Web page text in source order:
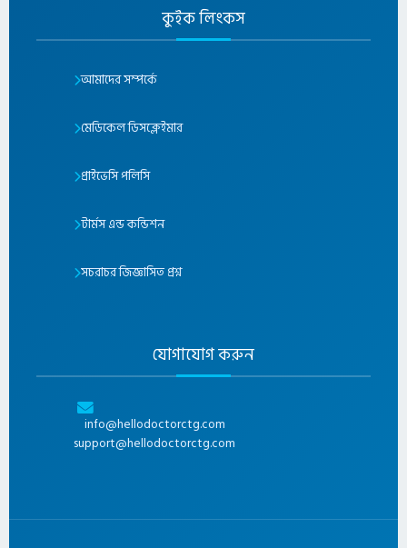
কুইক লিংকস
আমাদের সম্পর্কে
মেডিকেল ডিসক্লেইমার
প্রাইভেসি পলিসি
টার্মস এন্ড কন্ডিশন
সচরাচর জিজ্ঞাসিত প্রশ্ন
যোগাযোগ করুন
info@hellodoctorctg.com
support@hellodoctorctg.com